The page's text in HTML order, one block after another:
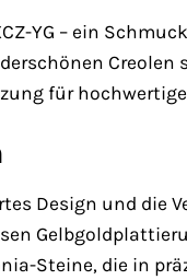
YG – ein
Creolen
für
Design und die
Steine, die in